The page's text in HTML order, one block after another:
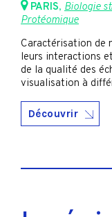
PARIS, Biologie
Protéomique
Caractérisation de
leurs interactions
de la qualité des
visualisation à
Découvrir